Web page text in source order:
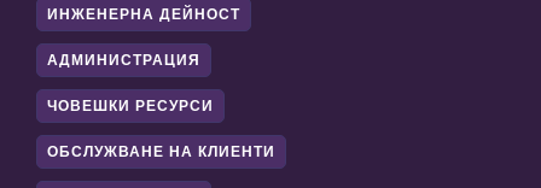
ИНЖЕНЕРНА ДЕЙНОСТ
АДМИНИСТРАЦИЯ
ЧОВЕШКИ РЕСУРСИ
ОБСЛУЖВАНЕ НА КЛИЕНТИ